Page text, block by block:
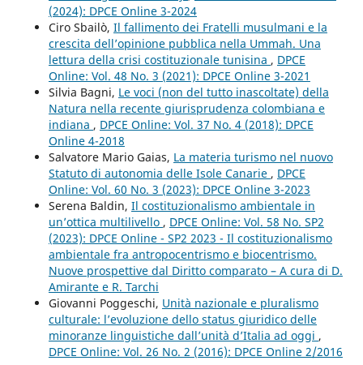
(2024): DPCE Online 3-2024
Ciro Sbailò, Il fallimento dei Fratelli musulmani e la
crescita dell’opinione pubblica nella Ummah. Una
lettura della crisi costituzionale tunisina , DPCE
Online: Vol. 48 No. 3 (2021): DPCE Online 3-2021
Silvia Bagni, Le voci (non del tutto inascoltate) della
Natura nella recente giurisprudenza colombiana e
indiana , DPCE Online: Vol. 37 No. 4 (2018): DPCE
Online 4-2018
Salvatore Mario Gaias, La materia turismo nel nuovo
Statuto di autonomia delle Isole Canarie , DPCE
Online: Vol. 60 No. 3 (2023): DPCE Online 3-2023
Serena Baldin, Il costituzionalismo ambientale in
un’ottica multilivello , DPCE Online: Vol. 58 No. SP2
(2023): DPCE Online - SP2 2023 - Il costituzionalismo
ambientale fra antropocentrismo e biocentrismo.
Nuove prospettive dal Diritto comparato – A cura di D.
Amirante e R. Tarchi
Giovanni Poggeschi, Unità nazionale e pluralismo
culturale: l’evoluzione dello status giuridico delle
minoranze linguistiche dall’unità d’Italia ad oggi ,
DPCE Online: Vol. 26 No. 2 (2016): DPCE Online 2/2016